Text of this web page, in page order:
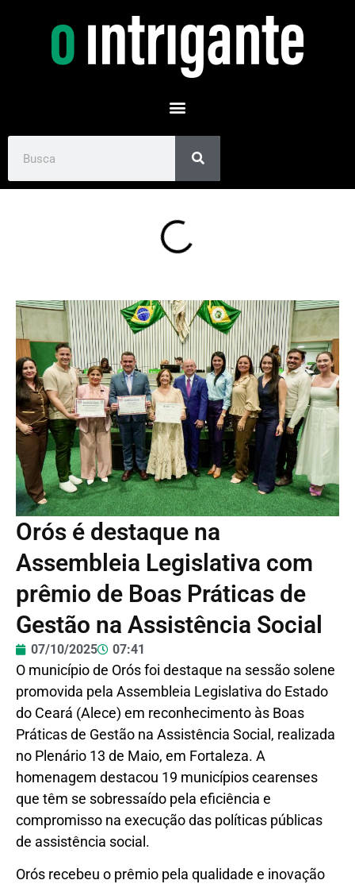
Orós é destaque na
Assembleia Legislativa com
prêmio de Boas Práticas de
Gestão na Assistência Social
07/10/2025 07:41
O município de Orós foi destaque na sessão solene
promovida pela Assembleia Legislativa do Estado
do Ceará (Alece) em reconhecimento às Boas
Práticas de Gestão na Assistência Social, realizada
no Plenário 13 de Maio, em Fortaleza. A
homenagem destacou 19 municípios cearenses
que têm se sobressaído pela eficiência e
compromisso na execução das políticas públicas
de assistência social.
Orós recebeu o prêmio pela qualidade e inovação